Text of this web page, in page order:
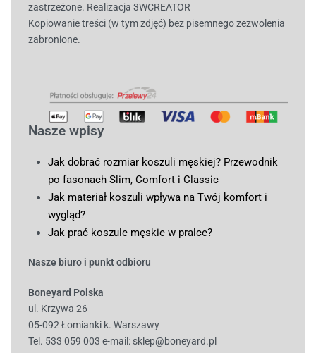
zastrzeżone. Realizacja 3WCREATOR
Kopiowanie treści (w tym zdjęć) bez pisemnego zezwolenia
zabronione.
Nasze wpisy
Jak dobrać rozmiar koszuli męskiej? Przewodnik
po fasonach Slim, Comfort i Classic
Jak materiał koszuli wpływa na Twój komfort i
wygląd?
Jak prać koszule męskie w pralce?
Nasze biuro i punkt odbioru
Boneyard Polska
ul. Krzywa 26
05-092 Łomianki k. Warszawy
Tel. 533 059 003 e-mail: sklep@boneyard.pl